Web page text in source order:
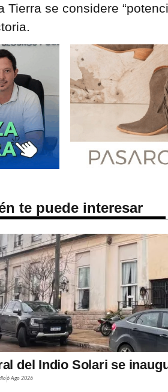
Tierra se considere
te puede interesar
del Indio Solari se
6 Ago 2026